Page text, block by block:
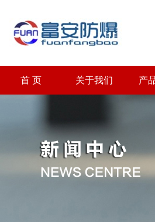
首 页 关于我们 产